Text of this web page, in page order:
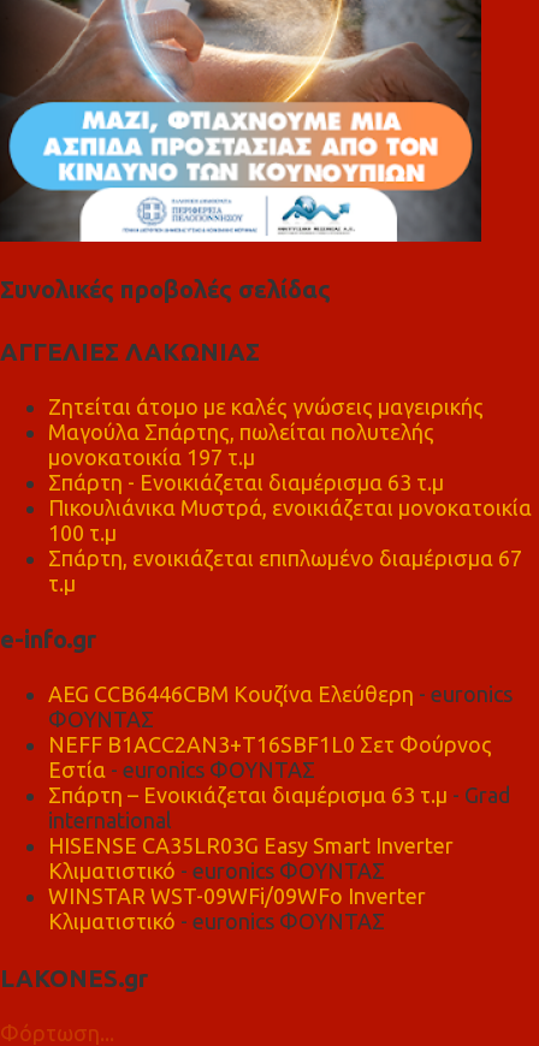
Συνολικές προβολές σελίδας
ΑΓΓΕΛΙΕΣ ΛΑΚΩΝΙΑΣ
Ζητείται άτομο με καλές γνώσεις μαγειρικής
Μαγούλα Σπάρτης, πωλείται πολυτελής
μονοκατοικία 197 τ.μ
Σπάρτη - Ενοικιάζεται διαμέρισμα 63 τ.μ
Πικουλιάνικα Μυστρά, ενοικιάζεται μονοκατοικία
100 τ.μ
Σπάρτη, ενοικιάζεται επιπλωμένο διαμέρισμα 67
τ.μ
e-info.gr
AEG CCB6446CBM Κουζίνα Ελεύθερη - euronics
ΦΟΥΝΤΑΣ
NEFF B1ACC2AN3+T16SBF1L0 Σετ Φούρνος
Εστία - euronics ΦΟΥΝΤΑΣ
Σπάρτη – Ενοικιάζεται διαμέρισμα 63 τ.μ - Grad
international
HISENSE CA35LR03G Easy Smart Inverter
Κλιματιστικό - euronics ΦΟΥΝΤΑΣ
WINSTAR WST-09WFi/09WFo Inverter
Κλιματιστικό - euronics ΦΟΥΝΤΑΣ
LAKONES.gr
Φόρτωση...